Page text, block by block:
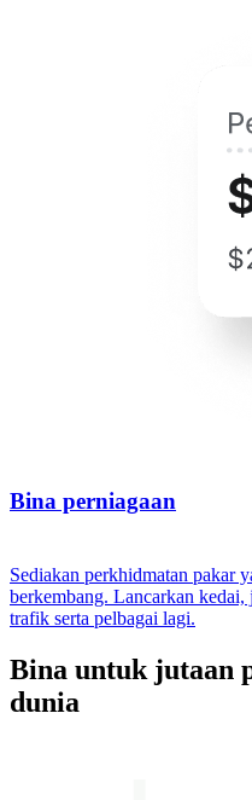
Bina perniagaan
Sediakan perkhidmatan pakar
berkembang. Lancarkan
trafik serta pelbagai lagi.
Bina untuk jutaan
dunia